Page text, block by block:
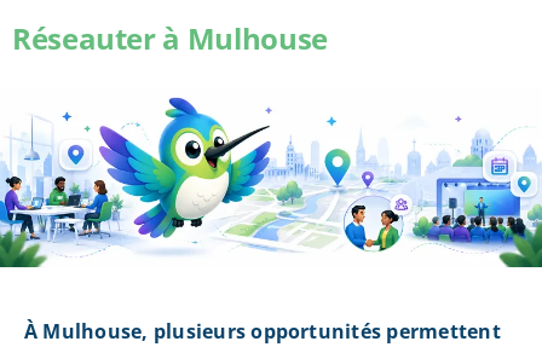
Réseauter à Mulhouse
À Mulhouse, plusieurs opportunités permettent